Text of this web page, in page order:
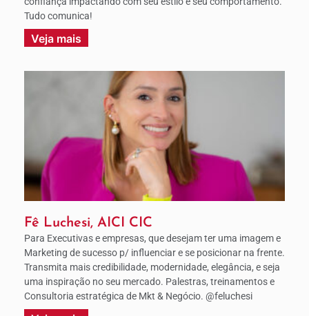
Tudo comunica!
Veja mais
Fê Luchesi, AICI CIC
Para Executivas e empresas, que desejam ter uma imagem e
Marketing de sucesso p/ influenciar e se posicionar na frente.
Transmita mais credibilidade, modernidade, elegância, e seja
uma inspiração no seu mercado. Palestras, treinamentos e
Consultoria estratégica de Mkt & Negócio. @feluchesi